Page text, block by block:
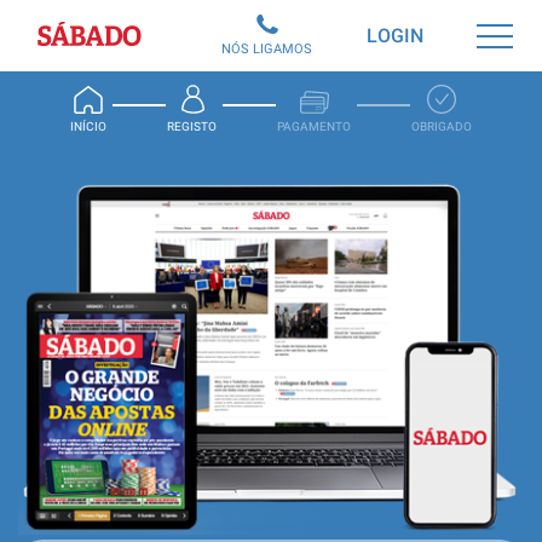
Sábado
INÍCIO REGISTO PAGAMENTO OBRIGADO
LOGIN
NÓS LIGAMOS